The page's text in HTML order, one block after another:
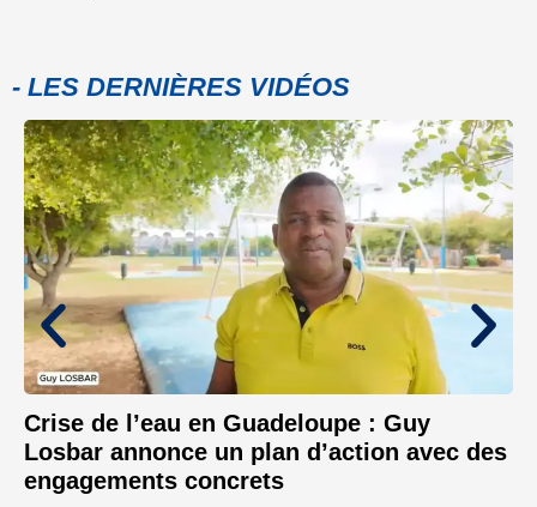
- LES DERNIÈRES VIDÉOS
Crise de l’eau en Guadeloupe : Guy
Losbar annonce un plan d’action avec des
engagements concrets